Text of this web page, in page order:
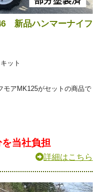
新品ハンマーナイフ
ット
モアMK125がセットの商品で
当社負担
詳細はこちら